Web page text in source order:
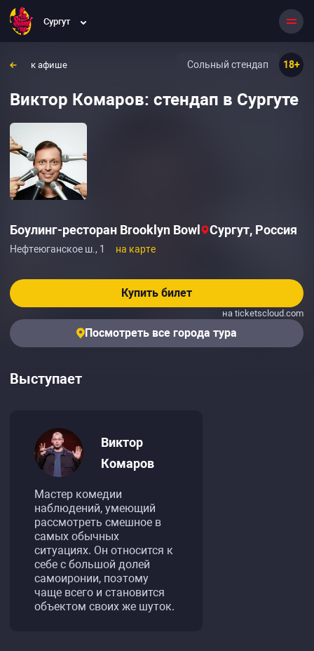
Сургут
к афише 18+
Сольный стендап
Виктор Комаров: стендап в Сургуте
Боулинг-ресторан Brooklyn Bowl Сургут, Россия
Нефтеюганское ш., 1 на карте
Купить билет
на ticketscloud.com
Посмотреть все города тура
Выступает
Виктор
Комаров
Мастер комедии
наблюдений, умеющий
рассмотреть смешное в
самых обычных
ситуациях. Он относится к
себе с большой долей
самоиронии, поэтому
чаще всего и становится
объектом своих же шуток.